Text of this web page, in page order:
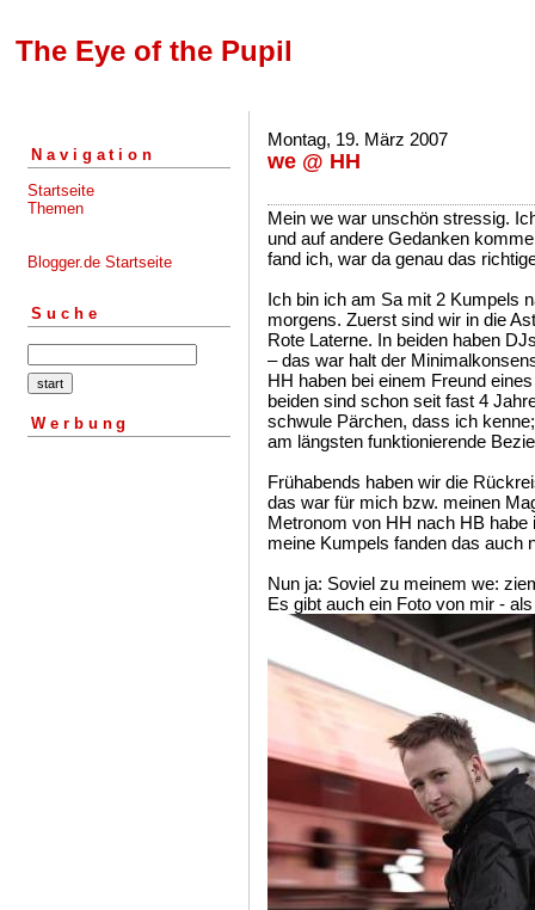
The Eye of the Pupil
Navigation
Startseite
Themen
Blogger.de Startseite
Suche
Werbung
Montag, 19. März 2007
we @ HH
Mein we war unschön stressig.
und auf andere Gedanken
fand ich, war da genau das
Ich bin ich am Sa mit 2 Kumpels
morgens. Zuerst sind wir in die
Rote Laterne. In beiden haben
– das war halt der
HH haben bei einem Freund
beiden sind schon seit fast 4
schwule Pärchen, dass ich
am längsten funktionierende
Frühabends haben wir die
das war für mich bzw. meinen
Metronom von HH nach HB
meine Kumpels fanden das auch
Nun ja: Soviel zu meinem we:
Es gibt auch ein Foto von mir -